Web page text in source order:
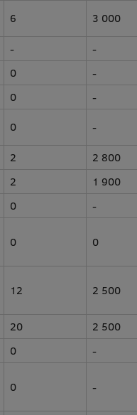
6 3 000
-
-
0
-
0
-
0 -
2
2 800
2
1 900
0
-
0 0
12 2 500
20
2 500
0
-
0 -